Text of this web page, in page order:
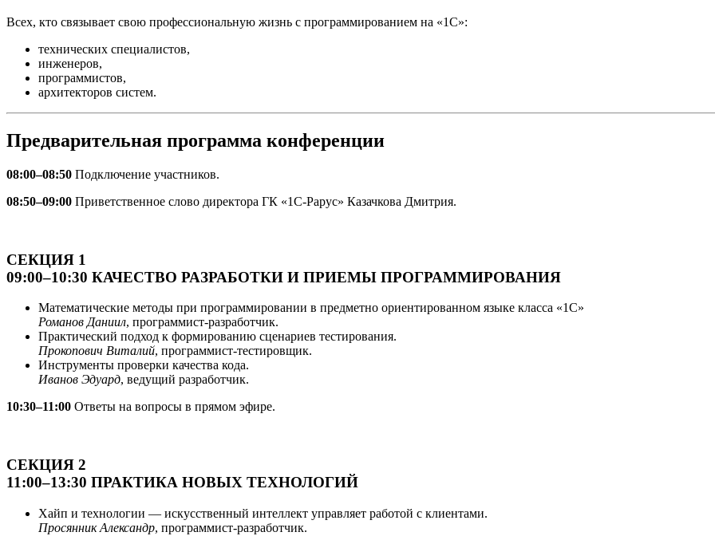
Всех, кто связывает свою профессиональную жизнь с программированием на «1С»:
технических специалистов,
инженеров,
программистов,
архитекторов систем.
Предварительная программа конференции
08:00–08:50 Подключение участников.
08:50–09:00 Приветственное слово директора ГК «1С-Рарус» Казачкова Дмитрия.
СЕКЦИЯ 1
09:00–10:30 КАЧЕСТВО РАЗРАБОТКИ И ПРИЕМЫ ПРОГРАММИРОВАНИЯ
Математические методы при программировании в предметно ориентированном языке класса «1С»
Романов Даниил, программист-разработчик.
Практический подход к формированию сценариев тестирования.
Прокопович Виталий, программист-тестировщик.
Инструменты проверки качества кода.
Иванов Эдуард, ведущий разработчик.
10:30–11:00 Ответы на вопросы в прямом эфире.
СЕКЦИЯ 2
11:00–13:30 ПРАКТИКА НОВЫХ ТЕХНОЛОГИЙ
Хайп и технологии — искусственный интеллект управляет работой с клиентами.
Просянник Александр, программист-разработчик.